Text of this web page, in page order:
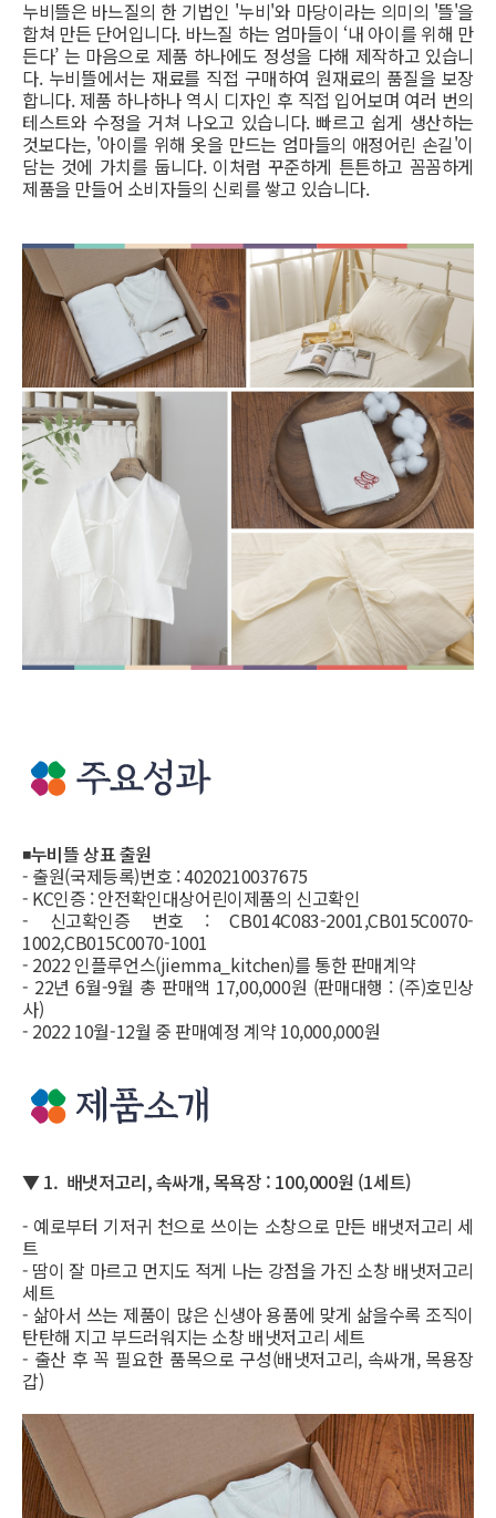
누비뜰은 바느질의 한 기법인 '누비'와 마당이라는 의미의 '뜰'을
합쳐 만든 단어입니다. 바느질 하는 엄마들이 ‘내 아이를 위해 만
든다’ 는 마음으로 제품 하나에도 정성을 다해 제작하고 있습니
다. 누비뜰에서는 재료를 직접 구매하여 원재료의 품질을 보장
합니다. 제품 하나하나 역시 디자인 후 직접 입어보며 여러 번의
테스트와 수정을 거쳐 나오고 있습니다. 빠르고 쉽게 생산하는
것보다는, '아이를 위해 옷을 만드는 엄마들의 애정어린 손길'이
담는 것에 가치를 둡니다. 이처럼 꾸준하게 튼튼하고 꼼꼼하게
제품을 만들어 소비자들의 신뢰를 쌓고 있습니다.
◾누비뜰 상표 출원
- 출원(국제등록)번호 : 4020210037675
- KC인증 : 안전확인대상어린이제품의 신고확인
- 신고확인증 번호 : CB014C083-2001,CB015C0070-
1002,CB015C0070-1001
- 2022 인플루언스(jiemma_kitchen)를 통한 판매계약
- 22년 6월-9월 총 판매액 17,00,000원 (판매대행 : (주)호민상
사)
- 2022 10월-12월 중 판매예정 계약 10,000,000원
▼ 1. 배냇저고리, 속싸개, 목욕장 : 100,000원 (1세트)
- 예로부터 기저귀 천으로 쓰이는 소창으로 만든 배냇저고리 세
트
- 땀이 잘 마르고 먼지도 적게 나는 강점을 가진 소창 배냇저고리
세트
- 삶아서 쓰는 제품이 많은 신생아 용품에 맞게 삶을수록 조직이
탄탄해 지고 부드러워지는 소창 배냇저고리 세트
- 출산 후 꼭 필요한 품목으로 구성(배냇저고리, 속싸개, 목용장
갑)